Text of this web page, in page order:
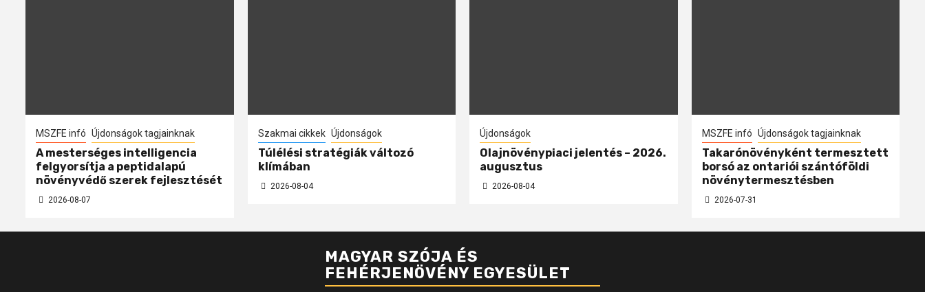
MSZFE infó Újdonságok tagjainknak
A mesterséges intelligencia
felgyorsítja a peptidalapú
növényvédő szerek fejlesztését
2026-08-07
Szakmai cikkek Újdonságok
Túlélési stratégiák változó
klímában
2026-08-04
Újdonságok
Olajnövénypiaci jelentés – 2026.
augusztus
2026-08-04
MSZFE infó Újdonságok tagjainknak
Takarónövényként termesztett
borsó az ontariói szántóföldi
növénytermesztésben
2026-07-31
MAGYAR SZÓJA ÉS
FEHÉRJENÖVÉNY EGYESÜLET